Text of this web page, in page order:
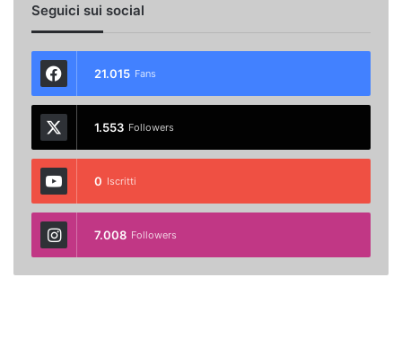
Seguici sui social
21.015 Fans
1.553 Followers
0 Iscritti
7.008 Followers